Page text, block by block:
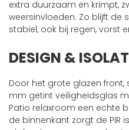
extra duurzaam en krimpt,
weersinvloeden. Zo blijft de
stabiel, ook bij regen, vorst
DESIGN &
Door het grote glazen
mm getint veiligheidsglas
Patio relaxroom een echte
de binnenkant zorgt de PIR